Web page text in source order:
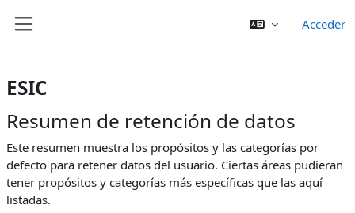
Acceder
ESIC
Resumen de retención de datos
Este resumen muestra los propósitos y las categorías por
defecto para retener datos del usuario. Ciertas áreas pudieran
tener propósitos y categorías más específicas que las aquí
listadas.